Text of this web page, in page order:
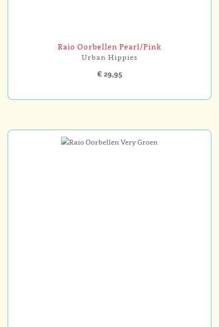
Raio Oorbellen Pearl/Pink
Urban Hippies
€ 29,95